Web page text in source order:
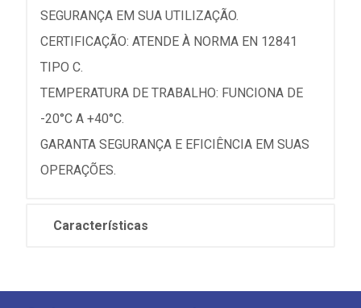
SEGURANÇA EM SUA UTILIZAÇÃO.
CERTIFICAÇÃO: ATENDE À NORMA EN 12841
TIPO C.
TEMPERATURA DE TRABALHO: FUNCIONA DE
-20°C A +40°C.
GARANTA SEGURANÇA E EFICIÊNCIA EM SUAS
OPERAÇÕES.
Características